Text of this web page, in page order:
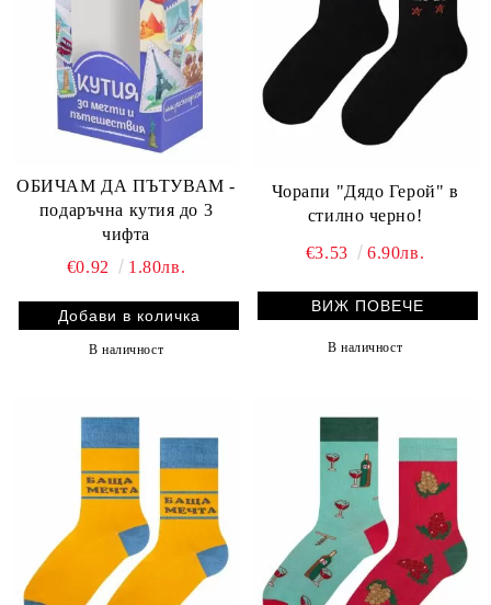
ОБИЧАМ ДА ПЪТУВАМ -
подаръчна кутия до 3
чифта
€0.92
1.80лв.
В наличност
Чорапи "Дядо Герой" в
стилно черно!
€3.53 6.90лв.
ВИЖ ПОВЕЧЕ
В наличност